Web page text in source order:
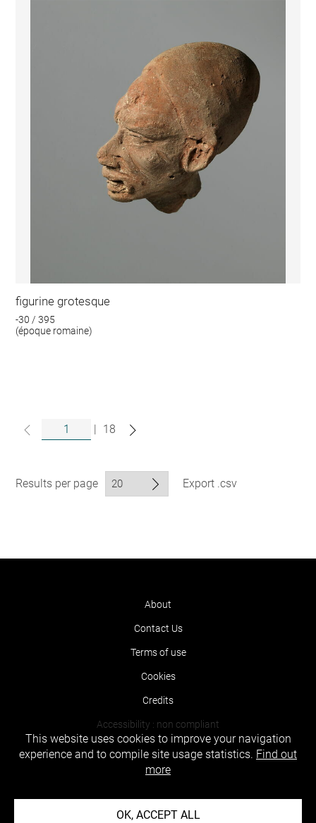
figurine grotesque
-30 / 395
(époque romaine)
| 18
Results per page Export .csv
About
Contact Us
Terms of use
Cookies
Credits
Accessibility : non compliant
This website uses cookies to improve your navigation
experience and to compile site usage statistics. Find out
more
OK, ACCEPT ALL